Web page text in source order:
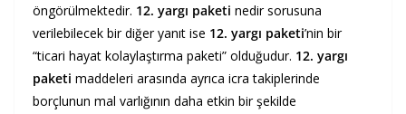
öngörülmektedir. 12. yargı paketi nedir sorusuna
verilebilecek bir diğer yanıt ise 12. yargı paketi’nin bir
“ticari hayat kolaylaştırma paketi” olduğudur. 12. yargı
paketi maddeleri arasında ayrıca icra takiplerinde
borçlunun mal varlığının daha etkin bir şekilde